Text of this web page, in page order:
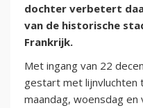
dochter verbetert
van de historische
Frankrijk.
Met ingang van 22
gestart met lijnvluchten
maandag, woensdag